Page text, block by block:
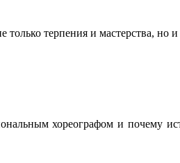
терпения и мастерства, но
хореографом и почему